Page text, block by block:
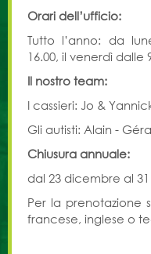
Orari dell’ufficio:
Tutto l’anno: da
16.00, il venerdì dalle
Il nostro team:
I cassieri: Jo &
Gli autisti: Alain -
Chiusura annuale:
dal 23 dicembre al
Per la prenotazione
francese, inglese o